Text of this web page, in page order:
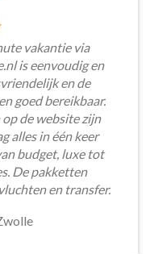
vakantie via
is eenvoudig en
en de
goed bereikbaar.
de website zijn
alles in één keer
budget, luxe tot
De pakketten
en transfer.